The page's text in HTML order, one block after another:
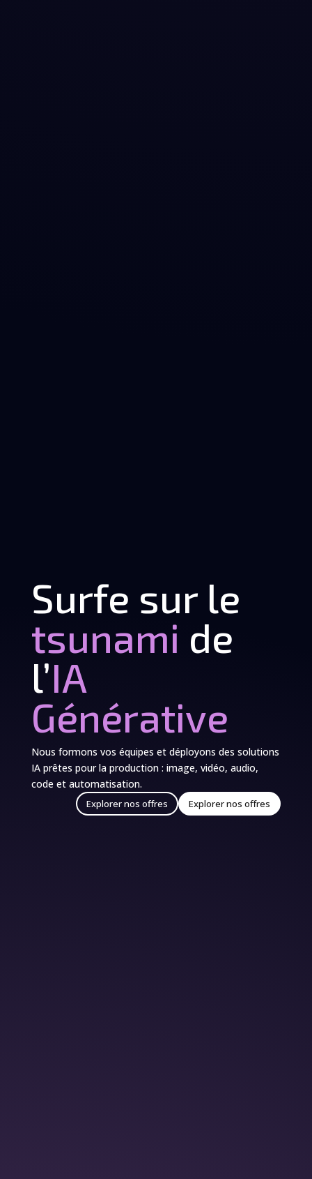
Surfe sur le
tsunami de
l’IA
Générative
Nous formons vos équipes et déployons des solutions
IA prêtes pour la production : image, vidéo, audio,
code et automatisation.
Explorer nos offres
Explorer nos offres